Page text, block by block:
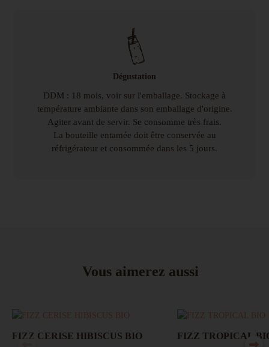
Dégustation
DDM : 18 mois, voir sur l'emballage. Stockage à
température ambiante dans son emballage d'origine.
Agiter avant de servir. Se consomme très frais.
La bouteille entamée doit être conservée au
réfrigérateur et consommée dans les 5 jours.
Vous aimerez aussi
FIZZ CERISE HIBISCUS BIO FIZZ TROPICAL